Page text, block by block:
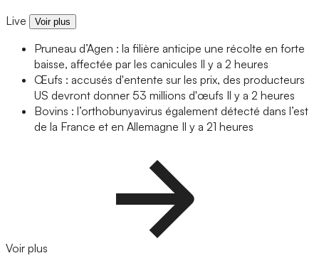
Live Voir plus
Pruneau d’Agen : la filière anticipe une récolte en forte
baisse, affectée par les canicules Il y a 2 heures
Œufs : accusés d'entente sur les prix, des producteurs
US devront donner 53 millions d'œufs Il y a 2 heures
Bovins : l’orthobunyavirus également détecté dans l’est
de la France et en Allemagne Il y a 21 heures
Voir plus